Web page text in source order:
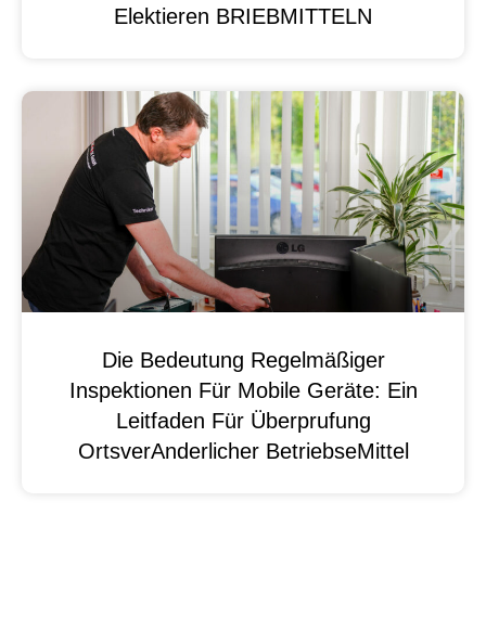
Elektieren BRIEBMITTELN
Die Bedeutung Regelmäßiger
Inspektionen Für Mobile Geräte: Ein
Leitfaden Für Überprufung
OrtsverAnderlicher BetriebseMittel